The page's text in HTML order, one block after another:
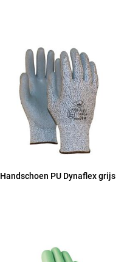
Handschoen PU Dynaflex grijs